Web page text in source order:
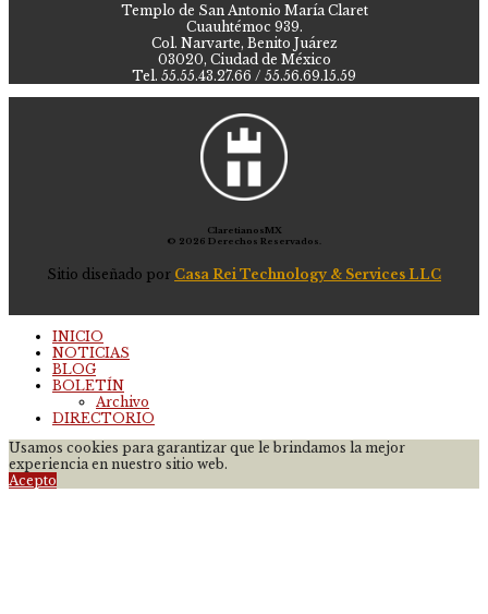
Templo de San Antonio María Claret
Cuauhtémoc 939.
Col. Narvarte, Benito Juárez
03020, Ciudad de México
Tel. 55.55.43.27.66 / 55.56.69.15.59
ClaretianosMX
© 2026 Derechos Reservados.
Sitio diseñado por Casa Rei Technology & Services LLC
INICIO
NOTICIAS
BLOG
BOLETÍN
Archivo
DIRECTORIO
Usamos cookies para garantizar que le brindamos la mejor
experiencia en nuestro sitio web.
Acepto